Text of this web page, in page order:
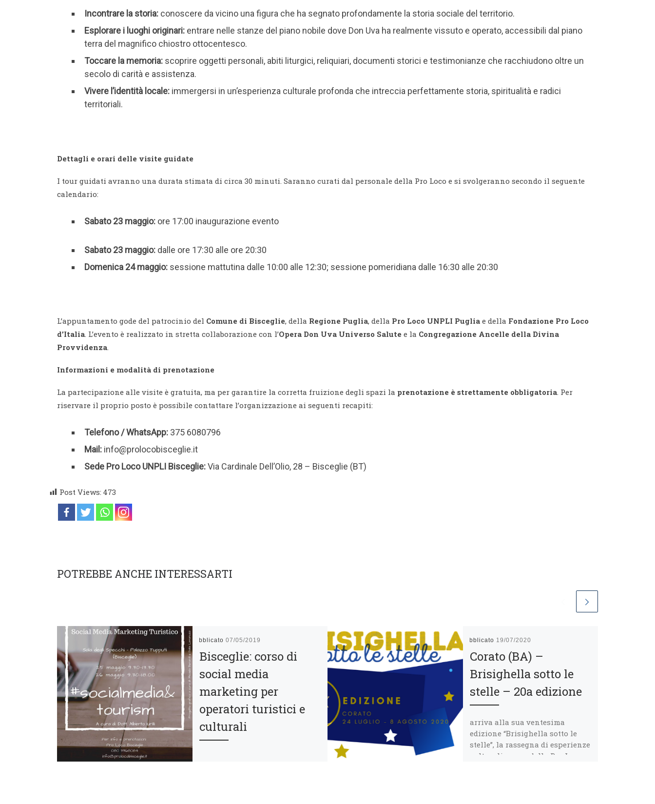
Incontrare la storia: conoscere da vicino una figura che ha segnato profondamente la storia sociale del territorio.
Esplorare i luoghi originari: entrare nelle stanze del piano nobile dove Don Uva ha realmente vissuto e operato, accessibili dal piano
terra del magnifico chiostro ottocentesco.
Toccare la memoria: scoprire oggetti personali, abiti liturgici, reliquiari, documenti storici e testimonianze che racchiudono oltre un
secolo di carità e assistenza.
Vivere l’identità locale: immergersi in un’esperienza culturale profonda che intreccia perfettamente storia, spiritualità e radici
territoriali.
Dettagli e orari delle visite guidate
I tour guidati avranno una durata stimata di circa 30 minuti. Saranno curati dal personale della Pro Loco e si svolgeranno secondo il seguente
calendario:
Sabato 23 maggio: ore 17:00 inaugurazione evento
Sabato 23 maggio: dalle ore 17:30 alle ore 20:30
Domenica 24 maggio: sessione mattutina dalle 10:00 alle 12:30; sessione pomeridiana dalle 16:30 alle 20:30
L’appuntamento gode del patrocinio del Comune di Bisceglie, della Regione Puglia, della Pro Loco UNPLI Puglia e della Fondazione Pro Loco
d’Italia. L’evento è realizzato in stretta collaborazione con l’Opera Don Uva Universo Salute e la Congregazione Ancelle della Divina
Provvidenza.
Informazioni e modalità di prenotazione
La partecipazione alle visite è gratuita, ma per garantire la corretta fruizione degli spazi la prenotazione è strettamente obbligatoria . Per
riservare il proprio posto è possibile contattare l’organizzazione ai seguenti recapiti:
Telefono / WhatsApp: 375 6080796
Mail: info@prolocobisceglie.it
Sede Pro Loco UNPLI Bisceglie:Via Cardinale Dell’Olio, 28 – Bisceglie (BT)
Post Views: 473
POTREBBE ANCHE INTERESSARTI
Pubblicato 07/05/2019
Bisceglie: corso di
social media
marketing per
operatori turistici e
culturali
Pubblicato 19/07/2020
Corato (BA) –
Brisighella sotto le
stelle – 20a edizione
arriva alla sua ventesima
edizione “Brisighella sotto le
stelle”, la rassegna di esperienze
culturali a cura della Pro Loco